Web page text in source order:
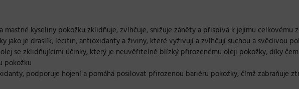
mastné kyseliny pokožku zklidňuje, zvlhčuje, snižuje záněty a přispívá k jejímu celkovému
jako je draslík, lecitin, antioxidanty a živiny, které vyživují a zvlhčují suchou a svědivou
se zklidňujícími účinky, který je neuvěřitelně blízký přirozenému oleji pokožky, díky
pokožku
podporuje hojení a pomáhá posilovat přirozenou bariéru pokožky, čímž zabraňuje